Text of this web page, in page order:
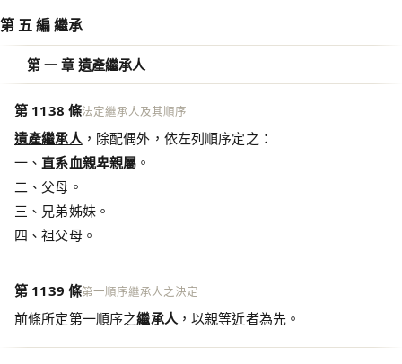
第 五 編 繼承
第 一 章 遺產繼承人
第 1138 條法定繼承人及其順序
遺產繼承人，除配偶外，依左列順序定之：
一、直系血親卑親屬 。
二、父母。
三、兄弟姊妹。
四、祖父母。
第 1139 條第一順序繼承人之決定
前條所定第一順序之繼承人，以親等近者為先。